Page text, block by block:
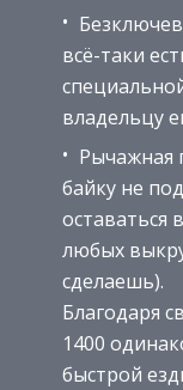
всё-таки
владельцу
Рычажная
байку не
оставаться
любых
сделаешь).
Благодаря
1400
быстрой